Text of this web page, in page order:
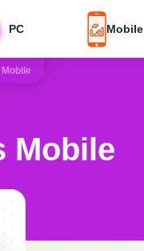
PC Mobile
Mobile